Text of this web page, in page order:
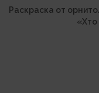
Раскраска от